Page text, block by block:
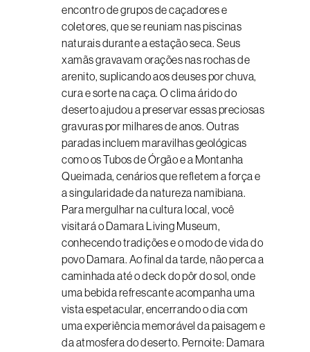
encontro de grupos de caçadores e
coletores, que se reuniam nas piscinas
naturais durante a estação seca. Seus
xamãs gravavam orações nas rochas de
arenito, suplicando aos deuses por chuva,
cura e sorte na caça. O clima árido do
deserto ajudou a preservar essas preciosas
gravuras por milhares de anos. Outras
paradas incluem maravilhas geológicas
como os Tubos de Órgão e a Montanha
Queimada, cenários que refletem a força e
a singularidade da natureza namibiana.
Para mergulhar na cultura local, você
visitará o Damara Living Museum,
conhecendo tradições e o modo de vida do
povo Damara. Ao final da tarde, não perca a
caminhada até o deck do pôr do sol, onde
uma bebida refrescante acompanha uma
vista espetacular, encerrando o dia com
uma experiência memorável da paisagem e
da atmosfera do deserto. Pernoite: Damara